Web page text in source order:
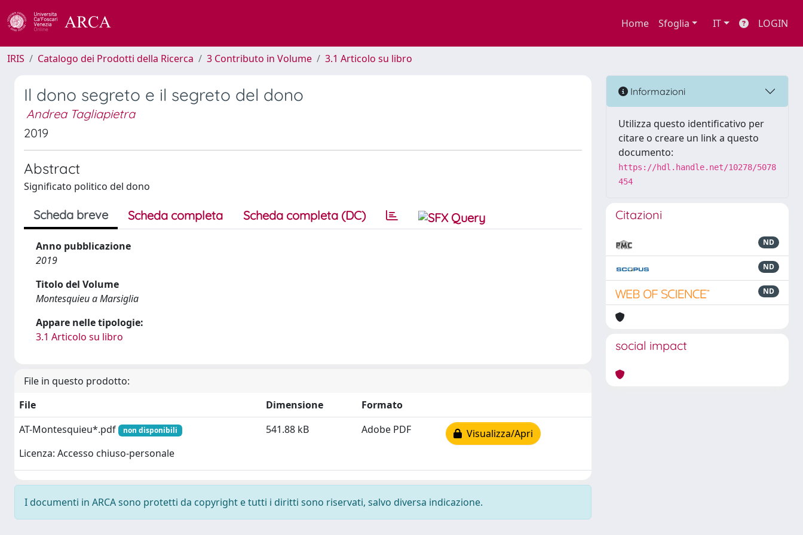
Home Sfoglia IT LOGIN
IRIS Catalogo dei Prodotti della Ricerca 3 Contributo in Volume 3.1 Articolo su libro
Il dono segreto e il segreto del dono
Andrea Tagliapietra
2019
Abstract
Significato politico del dono
Scheda breve Scheda completa Scheda completa (DC)
Anno pubblicazione
2019
Titolo del Volume
Montesquieu a Marsiglia
Appare nelle tipologie:
3.1 Articolo su libro
File in questo prodotto:
File
Dimensione
Formato
AT-Montesquieu*.pdf
non disponibili
Licenza: Accesso chiuso-personale
541.88 kB Adobe PDF Visualizza/Apri
I documenti in ARCA sono protetti da copyright e tutti i diritti sono riservati, salvo diversa indicazione.
Informazioni
Utilizza questo identificativo per
citare o creare un link a questo
documento:
https://hdl.handle.net/10278/5078
454
Citazioni
ND
ND
ND
social impact